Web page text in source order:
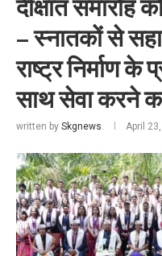
दीक्षांत समारोह
– स्नातकों से
राष्ट्र निर्माण के
साथ सेवा करने
written by Skgnews April